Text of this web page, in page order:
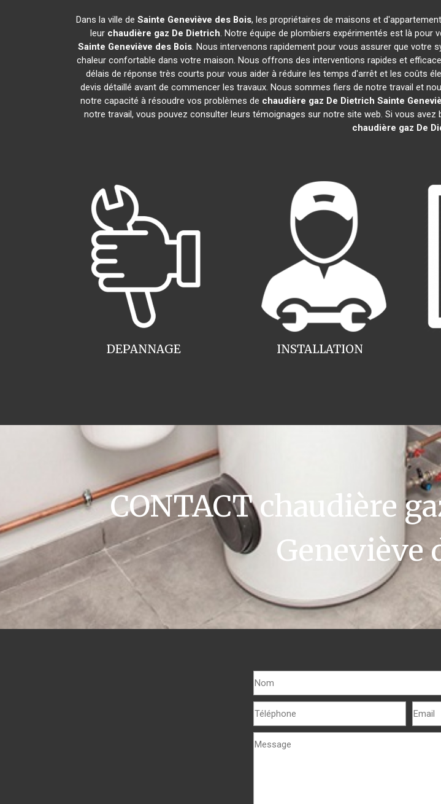
Dans la ville de Sainte Geneviève des Bois, les propriétaires de maisons et
leur chaudière gaz De Dietrich. Notre équipe de plombiers expérimentés est là pour
Sainte Geneviève des Bois. Nous intervenons rapidement pour vous assurer que
chaleur confortable dans votre maison. Nous offrons des interventions rapides et
délais de réponse très courts pour vous aider à réduire les temps d'arrêt et les coûts
devis détaillé avant de commencer les travaux. Nous sommes fiers de notre travail et
notre capacité à résoudre vos problèmes de chaudière gaz De Dietrich Sainte
notre travail, vous pouvez consulter leurs témoignages sur notre site web. Si vous
chaudière gaz De
INSTALLATION
DEPANNAGE
CONTACT chaudière
Geneviève